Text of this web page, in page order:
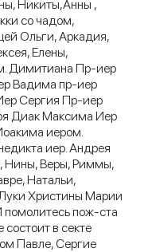
Никиты,Анны ,
со чадом,
Ольги, Аркадия,
Елены,
Димитиана Пр-иер
Вадима пр-иер
Сергия Пр-иер
Диак Максима Иер
иером.
иер. Андрея
Нины, Веры, Риммы,
Натальи,
Христины Марии
пож-ста
состоит в секте
Павле, Сергие